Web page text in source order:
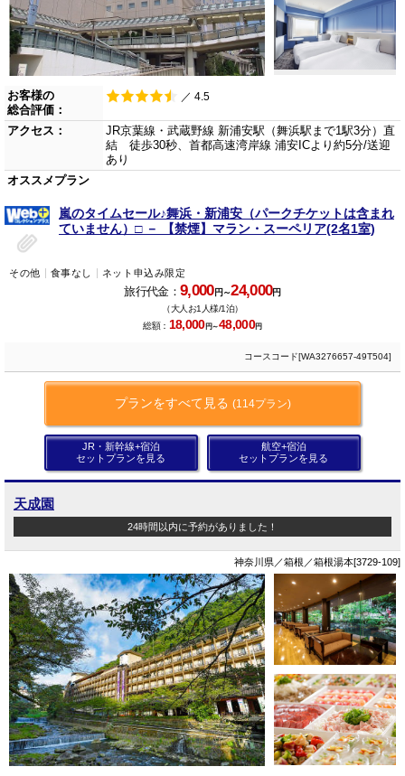
お客様の
総合評価：
／ 4.5
アクセス：
JR京葉線・武蔵野線 新浦安駅（舞浜駅まで1駅3分）直
結 徒歩30秒、首都高速湾岸線 浦安ICより約5分/送迎
あり
オススメプラン
嵐のタイムセール♪舞浜・新浦安（パークチケットは含まれ
ていません）□ － 【禁煙】マラン・スーペリア(2名1室)
その他 食事なし ネット申込み限定
旅行代金： 9,000円～24,000円
（大人お1人様/1泊）
総額： 18,000円～48,000円
コースコード[WA3276657-49T504]
プランをすべて見る (114プラン)
JR・新幹線+宿泊
セットプランを見る
航空+宿泊
セットプランを見る
天成園
24時間以内に予約がありました！
神奈川県／箱根／箱根湯本[3729-109]